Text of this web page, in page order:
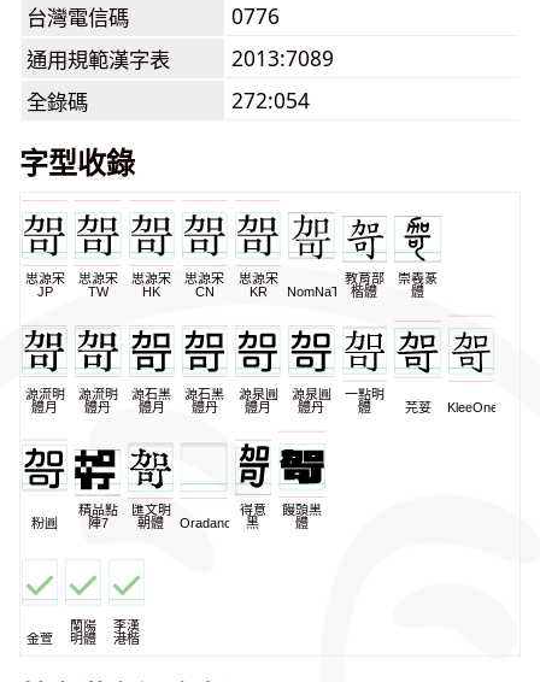
台灣電信碼
0776
通用規範漢字表
2013:7089
全錄碼
272:054
字型收錄
思源宋
JP
思源宋
TW
思源宋
HK
思源宋
CN
思源宋
KR
NomNaTong
教育部
楷體
崇羲篆
體
源流明
體月
源流明
體丹
源石黑
體月
源石黑
體丹
源泉圓
體月
源泉圓
體丹
一點明
體
芫荽 KleeOne
粉圓
精品點
陣7
匯文明
朝體
Oradano
得意
黑
饅頭黑
體
金萱
蘭陽
明體
李漢
港楷